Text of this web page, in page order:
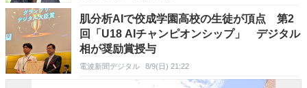
肌分析AIで佼成学園高校の生徒が頂点 第2
回「U18 AIチャンピオンシップ」 デジタル
相が奨励賞授与
電波新聞デジタル 8/9(日) 21:22